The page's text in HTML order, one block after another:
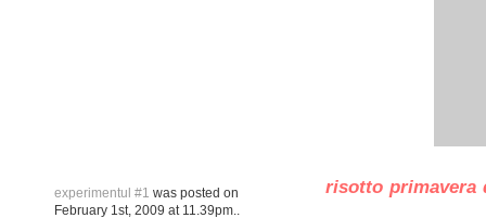
experimentul #1 was posted on
February 1st, 2009 at 11.39pm
risotto primavera